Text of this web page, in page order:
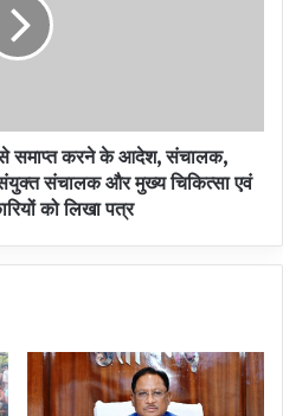
समाप्त करने के आदेश, संचालक,
संचालक और मुख्य चिकित्सा एवं
को लिखा पत्र